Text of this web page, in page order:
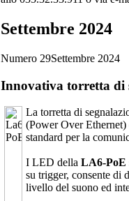
Settembre 2024
Numero 29Settembre 2024
Innovativa torretta di
La torretta di
(Power Over
standard per la
I LED della LA6-PoE
su trigger, consente di
livello del suono ed